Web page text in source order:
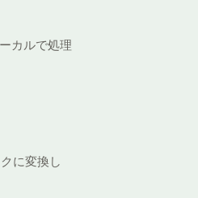
カルで処理
に変換し